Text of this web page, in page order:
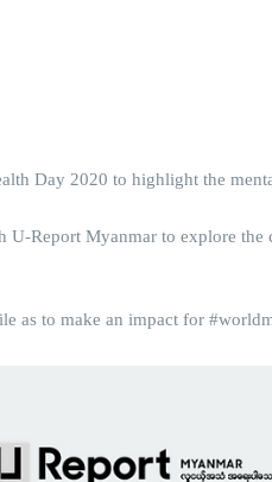
Day 2020 to highlight the
Report Myanmar to explore
as to make an impact for